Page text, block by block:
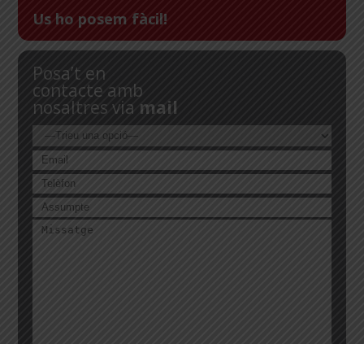
Us ho posem fàcil!
Posa’t en
contacte amb
nosaltres via mail